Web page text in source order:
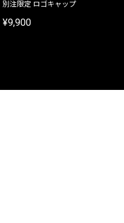
別注限定 ロゴキャップ
¥9,900